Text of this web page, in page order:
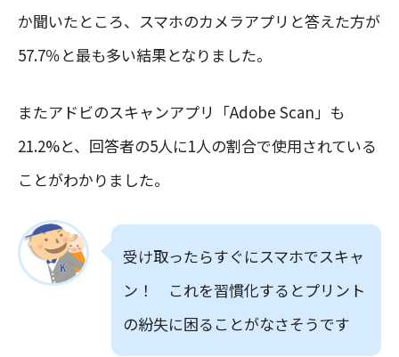
か聞いたところ、スマホのカメラアプリと答えた方が
57.7％と最も多い結果となりました。
またアドビのスキャンアプリ「Adobe Scan」も
21.2%と、回答者の5人に1人の割合で使用されている
ことがわかりました。
受け取ったらすぐにスマホでスキャ
ン！ これを習慣化するとプリント
の紛失に困ることがなさそうです